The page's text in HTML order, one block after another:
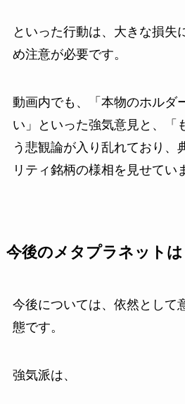
といった行動は、大きな損失
め注意が必要です。
動画内でも、「本物のホルダ
い」といった強気意見と、「
う悲観論が入り乱れており、
リティ銘柄の様相を見せてい
今後のメタプラネット
今後については、依然として
態です。
強気派は、